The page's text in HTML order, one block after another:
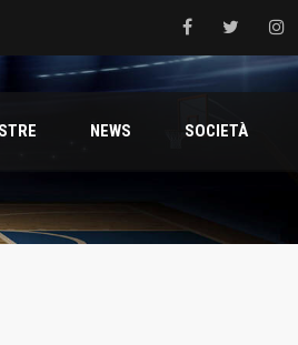
del Grifone nel territorio
Reyer
NEWS SOCIETÀ